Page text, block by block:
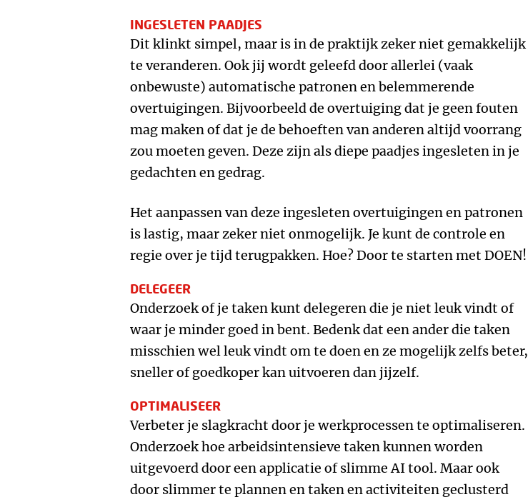
INGESLETEN PAADJES
Dit klinkt simpel, maar is in de praktijk zeker niet gemakkelijk
te veranderen. Ook jij wordt geleefd door allerlei (vaak
onbewuste) automatische patronen en belemmerende
overtuigingen. Bijvoorbeeld de overtuiging dat je geen fouten
mag maken of dat je de behoeften van anderen altijd voorrang
zou moeten geven. Deze zijn als diepe paadjes ingesleten in je
gedachten en gedrag.
Het aanpassen van deze ingesleten overtuigingen en patronen
is lastig, maar zeker niet onmogelijk. Je kunt de controle en
regie over je tijd terugpakken. Hoe? Door te starten met DOEN!
DELEGEER
Onderzoek of je taken kunt delegeren die je niet leuk vindt of
waar je minder goed in bent. Bedenk dat een ander die taken
misschien wel leuk vindt om te doen en ze mogelijk zelfs beter,
sneller of goedkoper kan uitvoeren dan jijzelf.
OPTIMALISEER
Verbeter je slagkracht door je werkprocessen te optimaliseren.
Onderzoek hoe arbeidsintensieve taken kunnen worden
uitgevoerd door een applicatie of slimme AI tool. Maar ook
door slimmer te plannen en taken en activiteiten geclusterd